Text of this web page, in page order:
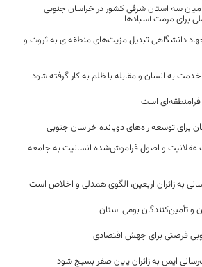
میان سه استان شرقی کشور در خراسان جنوبی
برای مرمت آسبادها
دانشگاهی تبدیل مزیت‌های منطقه‌ای به ثروت و
به انسان و مقابله با ظلم به کار گرفته شود
فرامنطقه‌ای است
عقلانیت و اصول فراموش‌شده انسانیت به جامعه
به زائران اربعین، الگوی همدلی و اخلاص است
و تأمین‌کنندگان بومی استان
فرصتی برای جهش اقتصادی
ایمن به زائران پایان صفر بسیج شود